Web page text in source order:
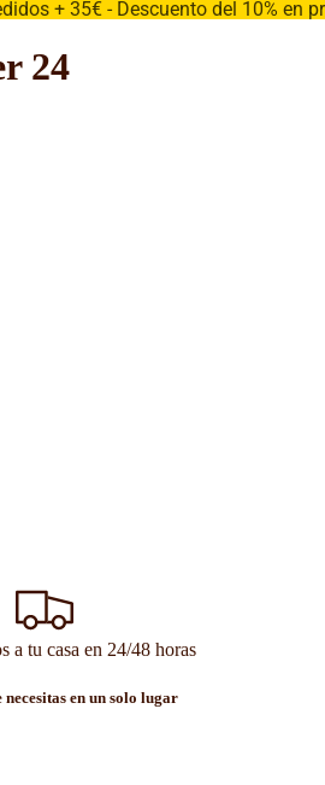
+ 35€ - Descuento del 10% en
24
a tu casa en 24/48 horas
necesitas en un solo lugar